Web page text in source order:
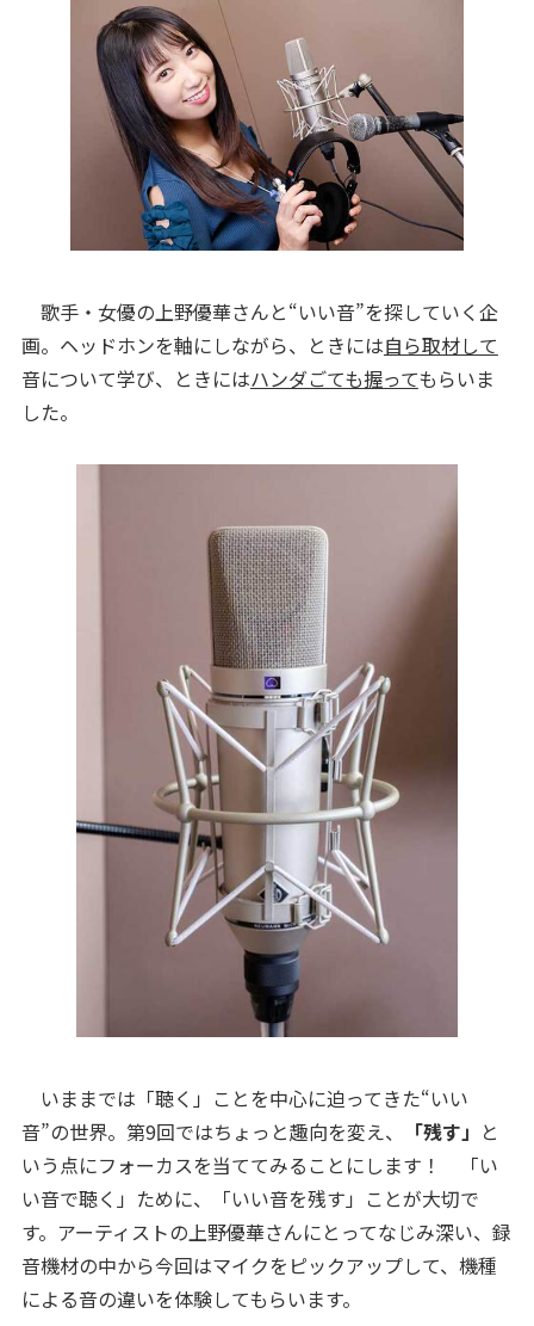
歌手・女優の上野優華さんと“いい音”を探していく企
画。ヘッドホンを軸にしながら、ときには自ら取材して
音について学び、ときにはハンダごても握ってもらいま
した。
いままでは「聴く」ことを中心に迫ってきた“いい
音”の世界。第9回ではちょっと趣向を変え、
「残す」 と
いう点にフォーカスを当ててみることにします！ 「い
い音で聴く」ために、「いい音を残す」ことが大切で
す。アーティストの上野優華さんにとってなじみ深い、録
音機材の中から今回はマイクをピックアップして、機種
による音の違いを体験してもらいます。